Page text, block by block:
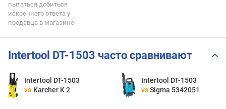
пытаться добиться
искреннего ответа у
продавца в магазине
Intertool DT-1503 часто сравнивают
Intertool DT-1503
vs Karcher K 2
Intertool DT-1503
vs Sigma 5342051